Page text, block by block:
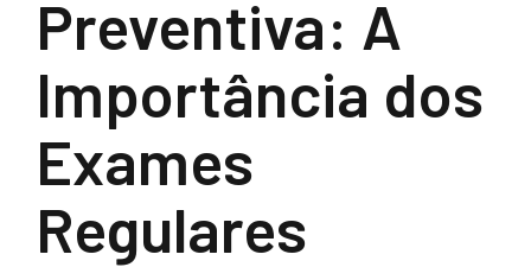
Preventiva: A
Importância dos
Exames
Regulares